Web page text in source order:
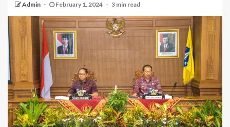
Admin February 1, 2024 3 min read